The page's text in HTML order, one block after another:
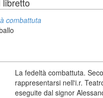
combattuta
La fedeltà combattuta.
rappresentarsi nell'i.r.
eseguite dal signor